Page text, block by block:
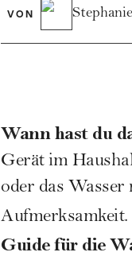
VON
Wann hast du
Gerät im
oder das
Guide für die